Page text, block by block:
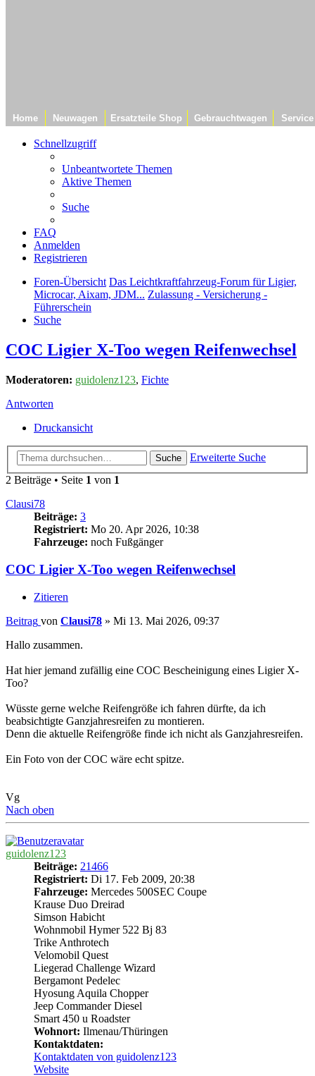
Home Neuwagen Ersatzteile Shop Gebrauchtwagen Service
Schnellzugriff
Unbeantwortete Themen
Aktive Themen
Suche
FAQ
Anmelden
Registrieren
Foren-Übersicht Das Leichtkraftfahrzeug-Forum für Ligier,
Microcar, Aixam, JDM... Zulassung - Versicherung -
Führerschein
Suche
COC Ligier X-Too wegen Reifenwechsel
Moderatoren: guidolenz123, Fichte
Antworten
Druckansicht
Suche
Erweiterte Suche
2 Beiträge • Seite 1 von 1
Clausi78
Beiträge: 3
Registriert: Mo 20. Apr 2026, 10:38
Fahrzeuge: noch Fußgänger
COC Ligier X-Too wegen Reifenwechsel
Zitieren
Beitrag von Clausi78 » Mi 13. Mai 2026, 09:37
Hallo zusammen.
Hat hier jemand zufällig eine COC Bescheinigung eines Ligier X-
Too?
Wüsste gerne welche Reifengröße ich fahren dürfte, da ich
beabsichtigte Ganzjahresreifen zu montieren.
Denn die aktuelle Reifengröße finde ich nicht als Ganzjahresreifen.
Ein Foto von der COC wäre echt spitze.
Vg
Nach oben
guidolenz123
Beiträge: 21466
Registriert: Di 17. Feb 2009, 20:38
Fahrzeuge: Mercedes 500SEC Coupe
Krause Duo Dreirad
Simson Habicht
Wohnmobil Hymer 522 Bj 83
Trike Anthrotech
Velomobil Quest
Liegerad Challenge Wizard
Bergamont Pedelec
Hyosung Aquila Chopper
Jeep Commander Diesel
Smart 450 u Roadster
Wohnort: Ilmenau/Thüringen
Kontaktdaten:
Kontaktdaten von guidolenz123
Website